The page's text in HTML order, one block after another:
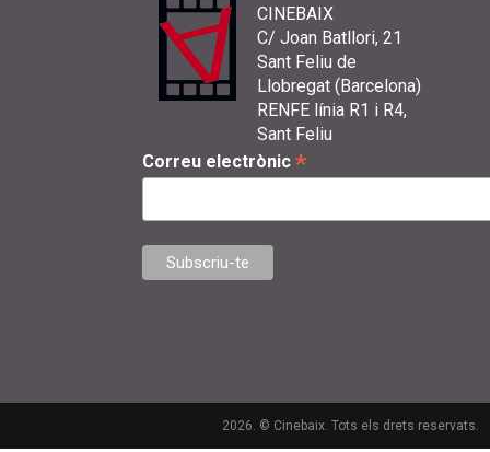
CINEBAIX
C/ Joan Batllori, 21
Sant Feliu de
Llobregat (Barcelona)
RENFE línia R1 i R4,
Sant Feliu
Correu electrònic *
2026. © Cinebaix. Tots els drets reservats.